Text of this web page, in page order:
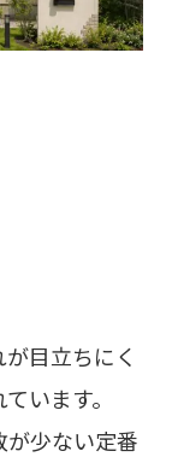
目立ちにく
います。
が少ない定番